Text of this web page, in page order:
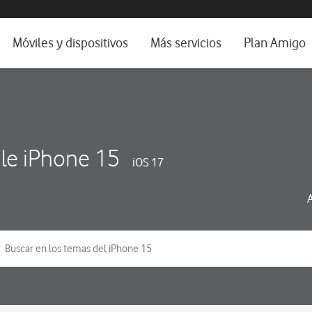
e idioma
Móviles y dispositivos Más servicios Plan Amigo
iPhone 15 iOS 17